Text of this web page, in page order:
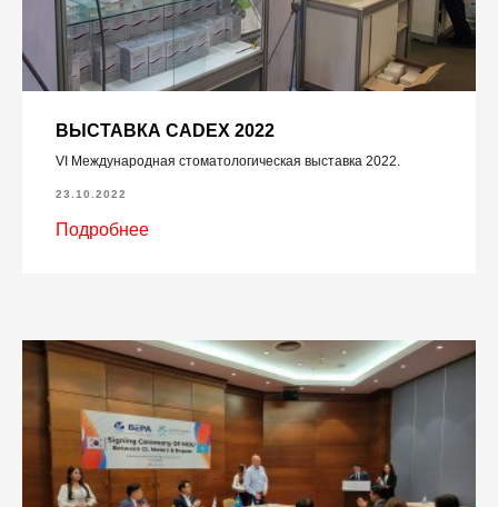
ВЫСТАВКА CADEX 2022
VI Международная стоматологическая выставка 2022.
23.10.2022
Подробнее